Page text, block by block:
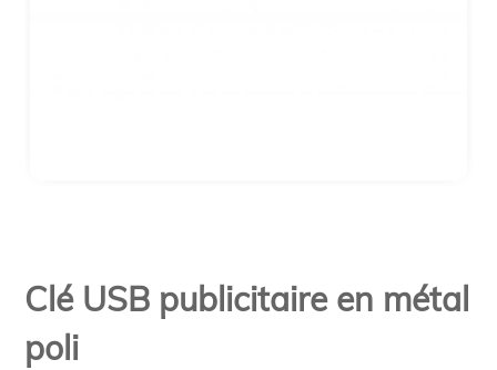
Clé USB publicitaire en métal
poli